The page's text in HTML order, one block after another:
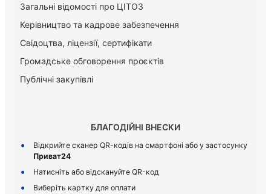
Загальні відомості про ЦІТОЗ
Керiвництво та кадрове забезпечення
Свідоцтва, ліцензії, сертифікати
Громадське обговорення проєктів
Публічні закупівлі
БЛАГОДІЙНІ ВНЕСКИ
Відкрийте сканер QR-кодів на смартфоні або у застосунку
Приват24
Натисніть або відскануйте QR-код
Виберіть картку для оплати